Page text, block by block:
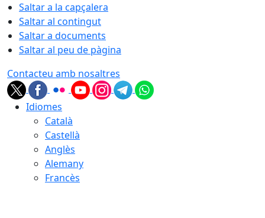
Saltar a la capçalera
Saltar al contingut
Saltar a documents
Saltar al peu de pàgina
Contacteu amb nosaltres
Idiomes
Català
Castellà
Anglès
Alemany
Francès